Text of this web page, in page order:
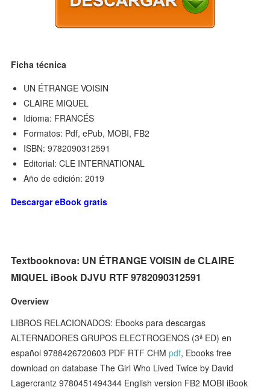
Ficha técnica
UN ÉTRANGE VOISIN
CLAIRE MIQUEL
Idioma: FRANCÉS
Formatos: Pdf, ePub, MOBI, FB2
ISBN: 9782090312591
Editorial: CLE INTERNATIONAL
Año de edición: 2019
Descargar eBook gratis
Textbooknova: UN ÉTRANGE VOISIN de CLAIRE
MIQUEL iBook DJVU RTF 9782090312591
Overview
LIBROS RELACIONADOS: Ebooks para descargas
ALTERNADORES GRUPOS ELECTROGENOS (3ª ED) en
español 9788426720603 PDF RTF CHMpdf, Ebooks free
download on database The Girl Who Lived Twice by David
Lagercrantz 9780451494344 English version FB2 MOBI iBook